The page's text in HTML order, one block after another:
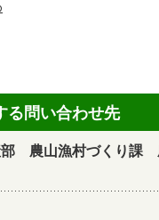
る問い合わせ先
農山漁村づくり課